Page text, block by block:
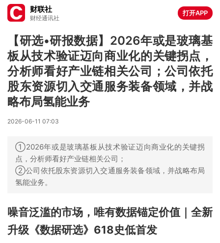
财联社
财经通讯社
打开APP
【研选•研报数据】2026年或是玻璃基
板从技术验证迈向商业化的关键拐点，
分析师看好产业链相关公司；公司依托
股东资源切入交通服务装备领域，并战
略布局氢能业务
2026-06-11 07:03
①2026年或是玻璃基板从技术验证迈向商业化的关键拐
点，分析师看好产业链相关公司；
②公司依托股东资源切入交通服务装备领域，并战略布局
氢能业务。
噪音泛滥的市场，唯有数据锚定价值｜全新
升级《数据研选》618史低首发